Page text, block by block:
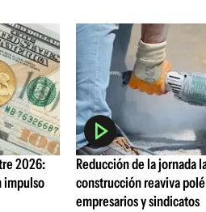
2026:
impulso
Reducción de la jornada
construcción reaviva
empresarios y sindicatos